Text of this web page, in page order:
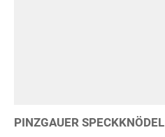
PINZGAUER SPECKKNÖDEL